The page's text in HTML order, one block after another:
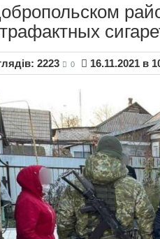
2223 0 16.11.2021 в